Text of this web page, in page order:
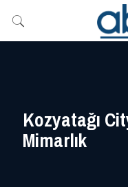
Kozyatağı
Mimarlık